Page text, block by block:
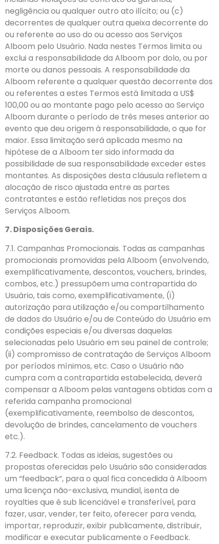
negligência ou qualquer outro ato ilícito; ou (c)
decorrentes de qualquer outra queixa decorrente do
ou referente ao uso do ou acesso aos Serviços
Alboom pelo Usuário. Nada nestes Termos limita ou
exclui a responsabilidade da Alboom por dolo, ou por
morte ou danos pessoais. A responsabilidade da
Alboom referente a qualquer questão decorrente dos
ou referentes a estes Termos está limitada a US$
100,00 ou ao montante pago pelo acesso ao Serviço
Alboom durante o período de três meses anterior ao
evento que deu origem à responsabilidade, o que for
maior. Essa limitação será aplicada mesmo na
hipótese de a Alboom ter sido informada da
possibilidade de sua responsabilidade exceder estes
montantes. As disposições desta cláusula refletem a
alocação de risco ajustada entre as partes
contratantes e estão refletidas nos preços dos
Serviços Alboom.
7. Disposições Gerais.
7.1. Campanhas Promocionais. Todas as campanhas
promocionais promovidas pela Alboom (envolvendo,
exemplificativamente, descontos, vouchers, brindes,
combos, etc.) pressupõem uma contrapartida do
Usuário, tais como, exemplificativamente, (i)
autorização para utilização e/ou compartilhamento
de dados do Usuário e/ou de Conteúdo do Usuário em
condições especiais e/ou diversas daquelas
selecionadas pelo Usuário em seu painel de controle;
(ii) compromisso de contratação de Serviços Alboom
por períodos mínimos, etc. Caso o Usuário não
cumpra com a contrapartida estabelecida, deverá
compensar a Alboom pelas vantagens obtidas com a
referida campanha promocional
(exemplificativamente, reembolso de descontos,
devolução de brindes, cancelamento de vouchers
etc.).
7.2. Feedback. Todas as ideias, sugestões ou
propostas oferecidas pelo Usuário são consideradas
um “feedback”, para o qual fica concedida à Alboom
uma licença não-exclusiva, mundial, isenta de
royalties que é sub licenciável e transferível, para
fazer, usar, vender, ter feito, oferecer para venda,
importar, reproduzir, exibir publicamente, distribuir,
modificar e executar publicamente o Feedback.